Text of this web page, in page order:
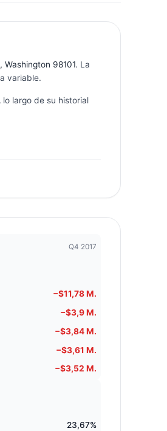
98101. La
variable.
largo de su historial
Q4 2017
−$11,78 M.
−$3,9 M.
−$3,84 M.
−$3,61 M.
−$3,52 M.
23,67%